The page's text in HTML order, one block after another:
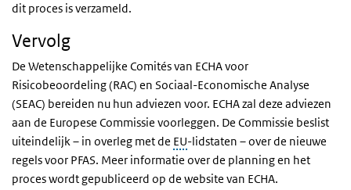
dit proces is verzameld.
Vervolg
De Wetenschappelijke Comités van ECHA voor
Risicobeoordeling (RAC) en Sociaal-Economische Analyse
(SEAC) bereiden nu hun adviezen voor. ECHA zal deze adviezen
aan de Europese Commissie voorleggen. De Commissie beslist
uiteindelijk – in overleg met de EU-lidstaten – over de nieuwe
regels voor PFAS. Meer informatie over de planning en het
proces wordt gepubliceerd op de website van ECHA.